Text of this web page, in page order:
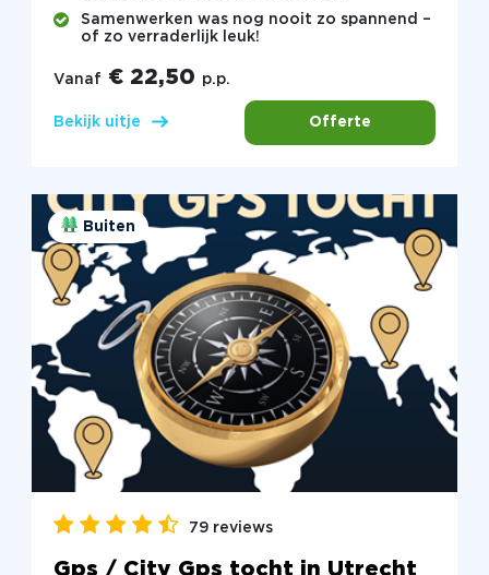
Samenwerken was nog nooit zo spannend –
of zo verraderlijk leuk!
Vanaf € 22,50 p.p.
Bekijk uitje Offerte
Buiten
79 reviews
Gps / City Gps tocht in Utrecht